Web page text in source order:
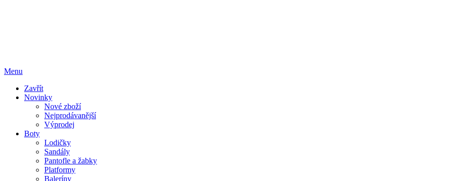
Menu
Zavřít
Novinky
Nové zboží
Nejprodávanější
Výprodej
Boty
Lodičky
Sandály
Pantofle a žabky
Platformy
Baleríny